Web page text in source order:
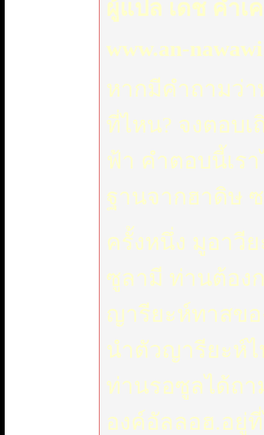
ผู้แปล เดช คำเ
www.an-
หากมีคำถามว่
ที่ไหน? จงตอบ
ฟ้า คำตอบนี้เร
ฐานจากฮาดิษ
ครั้งหนึ่ง มูอาวี
ซูลามี ท่านต้อง
ญารียะห์ทาสข
นำตัวญารียะห์
ท่านรอซูลได้ถ
องค์อัลลอฮ.อยู่